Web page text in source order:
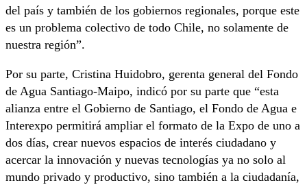
del país y también de los gobiernos regionales, porque este
es un problema colectivo de todo Chile, no solamente de
nuestra región”.
Por su parte, Cristina Huidobro, gerenta general del Fondo
de Agua Santiago-Maipo, indicó por su parte que “esta
alianza entre el Gobierno de Santiago, el Fondo de Agua e
Interexpo permitirá ampliar el formato de la Expo de uno a
dos días, crear nuevos espacios de interés ciudadano y
acercar la innovación y nuevas tecnologías ya no solo al
mundo privado y productivo, sino también a la ciudadanía,